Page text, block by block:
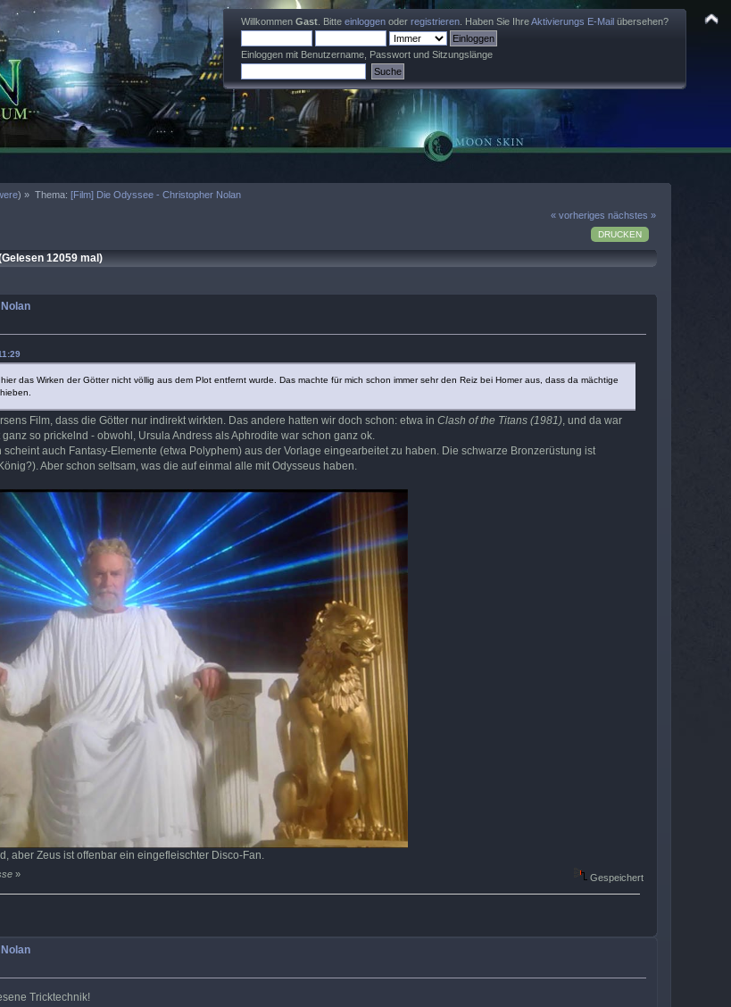
Willkommen Gast . Bitte einloggen oder registrieren . Haben Sie IhreAktivierungs E-Mail übersehen?
Einloggen mit Benutzername, Passwort und Sitzungslänge
) » Thema: [Film] Die Odyssee - Christopher Nolan
« vorheriges nächstes »
DRUCKEN
12059 mal)
das Wirken der Götter nicht völlig aus dem Plot entfernt wurde. Das machte für mich schon immer sehr den Reiz bei Homer aus, dass da mächtige
Film, dass die Götter nur indirekt wirkten. Das andere hatten wir doch schon: etwa in Clash of the Titans (1981), und da war
so prickelnd - obwohl, Ursula Andress als Aphrodite war schon ganz ok.
auch Fantasy-Elemente (etwa Polyphem) aus der Vorlage eingearbeitet zu haben. Die schwarze Bronzerüstung ist
Aber schon seltsam, was die auf einmal alle mit Odysseus haben.
aber Zeus ist offenbar ein eingefleischter Disco-Fan.
» Gespeichert
Tricktechnik!